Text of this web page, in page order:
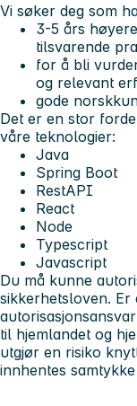
Vi søker deg som
3-5 års
tilsvarende
for å bli
og relevant
gode
Det er en stor
våre teknologier:
Java
Spring Boot
RestAPI
React
Node
Typescript
Javascript
Du må kunne
sikkerhetsloven.
til hjemlandet og
utgjør en risiko
innhentes